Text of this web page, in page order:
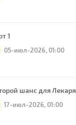
1
05-июл-2026, 01:00
шанс для Лекаря
17-июл-2026, 01:00